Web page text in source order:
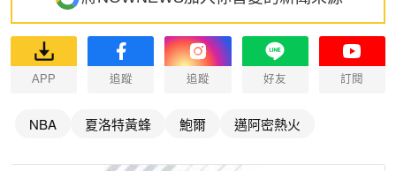
APP 追蹤 追蹤 好友 訂閱
NBA 夏洛特黃蜂 鮑爾 邁阿密熱火